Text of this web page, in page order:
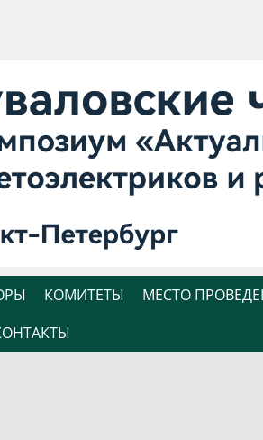
КОМИТЕТЫ МЕСТО